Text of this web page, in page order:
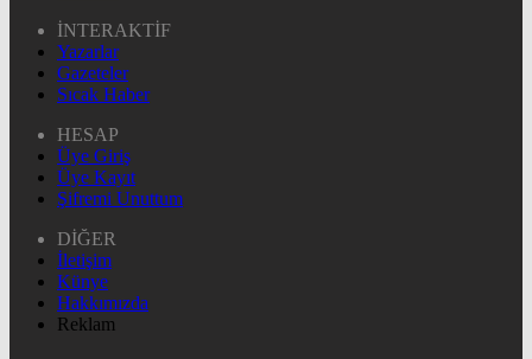
İNTERAKTİF
Yazarlar
Gazeteler
Sıcak Haber
HESAP
Üye Giriş
Üye Kayıt
Şifremi Unuttum
DİĞER
İletişim
Künye
Hakkımızda
Reklam